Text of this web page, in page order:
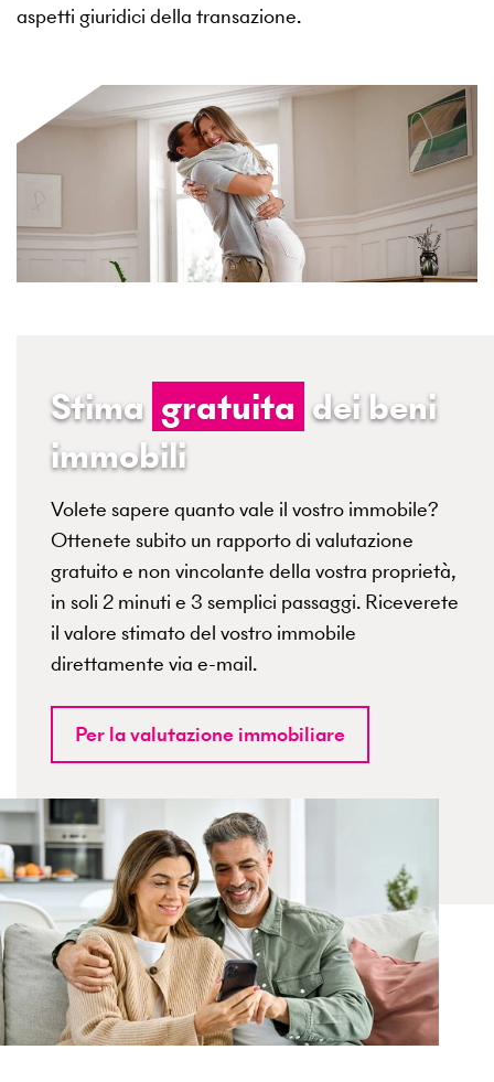
aspetti giuridici della transazione.
Stima gratuita dei beni
immobili
Volete sapere quanto vale il vostro immobile?
Ottenete subito un rapporto di valutazione
gratuito e non vincolante della vostra proprietà,
in soli 2 minuti e 3 semplici passaggi. Riceverete
il valore stimato del vostro immobile
direttamente via e-mail.
Per la valutazione immobiliare